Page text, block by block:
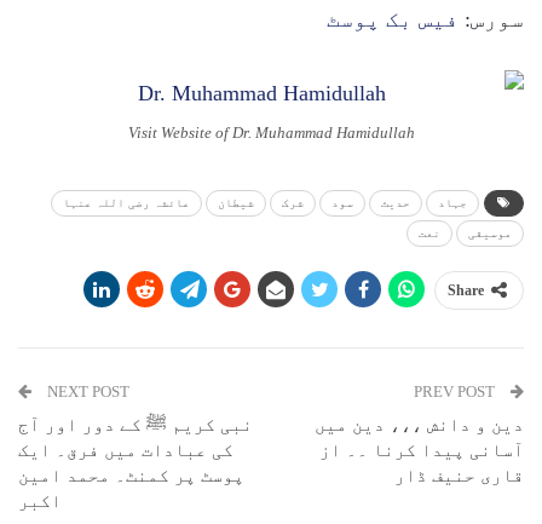
سورس: فیس بک پوسٹ
Visit Website of Dr. Muhammad Hamidullah
جہاد حدیث سود شرک شیطان عائشہ رضی اللہ عنہا
موسیقی نعت
Share
دین و دانش ،،، دین میں
آسانی پیدا کرنا ۔۔ از
قاری حنیف ڈار
NEXT POST
نبی کریم ﷺ کے دور اور آج
کی عبادات میں فرق۔ ایک
پوسٹ پر کمنٹ۔ محمد امین
اکبر